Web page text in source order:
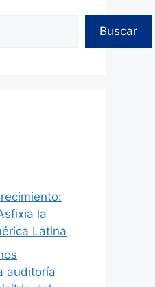
Buscar
la
Latina
auditoría